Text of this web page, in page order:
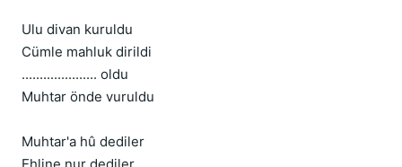
Ulu divan kuruldu
Cümle mahluk dirildi
..................... oldu
Muhtar önde vuruldu
Muhtar'a hû dediler